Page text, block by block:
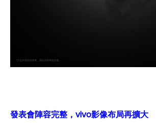
發表會陣容完整，vivo影像布局再擴大